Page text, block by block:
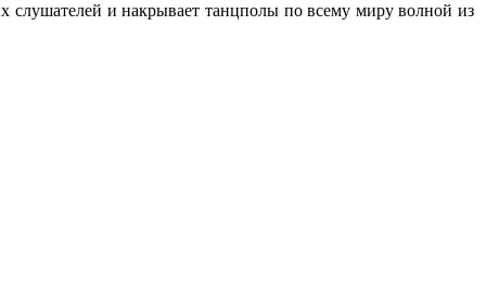
слушателей и накрывает танцполы по всему миру волной из